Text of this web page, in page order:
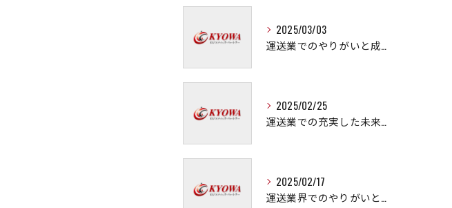
2025/03/03
運送業でのやりがいと成長の秘訣
2025/02/25
運送業での充実した未来を拓く方法
2025/02/17
運送業界でのやりがいと可能性